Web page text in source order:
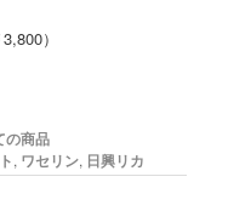
）
の商品
, ワセリン, 日興リカ